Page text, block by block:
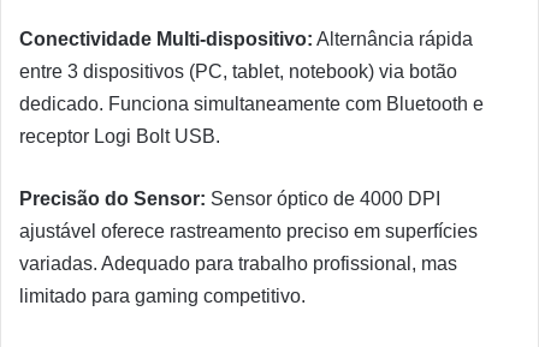
Conectividade Multi-dispositivo: Alternância rápida
entre 3 dispositivos (PC, tablet, notebook) via botão
dedicado. Funciona simultaneamente com Bluetooth e
receptor Logi Bolt USB.
Precisão do Sensor: Sensor óptico de 4000 DPI
ajustável oferece rastreamento preciso em superfícies
variadas. Adequado para trabalho profissional, mas
limitado para gaming competitivo.